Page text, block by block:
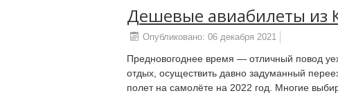
Дешевые авиабилеты из
Опубликовано: 06 декабря 2021
Предновогоднее время — отличный повод
отдых, осуществить давно задуманный
полет на самолёте на 2022 год. Многие